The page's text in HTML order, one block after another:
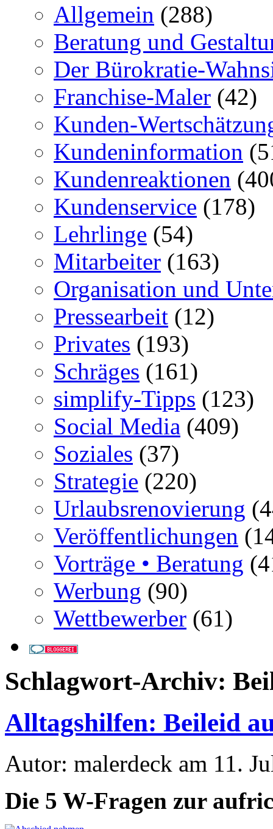
Allgemein (288)
Beratung und
Der Bürokratie-
Franchise-Maler (42)
Kunden-
Kundeninformation
Kundenreaktionen
Kundenservice (178)
Lehrlinge (54)
Mitarbeiter (163)
Organisation und
Pressearbeit (12)
Privates (193)
Schräges (161)
simplify-Tipps (123)
Social Media (409)
Soziales (37)
Strategie (220)
Urlaubsrenovierung
Veröffentlichungen
Vorträge • Beratung
Werbung (90)
Wettbewerber (61)
Schlagwort-Archiv:
Alltagshilfen: Beileid
Autor: malerdeck am 11.
Die 5 W-Fragen zur